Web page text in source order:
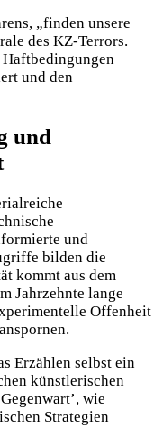
„finden unsere
des KZ-Terrors.
und den
und
und
bilden die
kommt aus dem
Jahrzehnte lange
Offenheit
Erzählen selbst ein
künstlerischen
wie
Strategien